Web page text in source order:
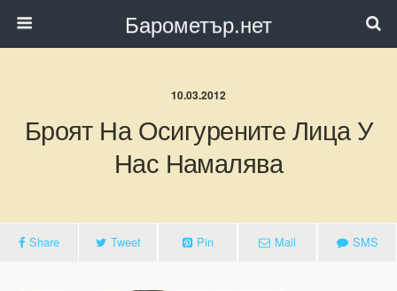
Барометър.нет
10.03.2012
Броят На Осигурените Лица У
Нас Намалява
Share Tweet Pin Mail SMS